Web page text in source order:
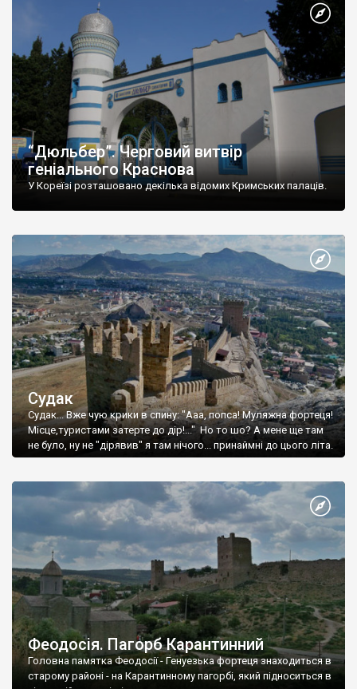
“Дюльбер”. Черговий витвір
геніального Краснова
У Кореїзі розташовано декілька відомих Кримських палаців.
Судак
Судак... Вже чую крики в спину: "Ааа, попса! Муляжна фортеця!
Місце,туристами затерте до дір!..." Но то шо? А мене ще там
не було, ну не "дірявив" я там нічого... принаймні до цього літа.
Феодосія. Пагорб Карантинний
Головна памятка Феодосії - Генуезька фортеця знаходиться в
старому районі - на Карантинному пагорбі, який підноситься в